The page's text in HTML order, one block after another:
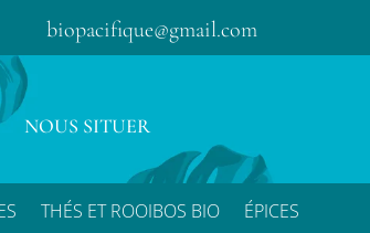
biopacifique@gmail.com
NOUS SITUER
THÉS ET ROOIBOS BIO
ÉPICES